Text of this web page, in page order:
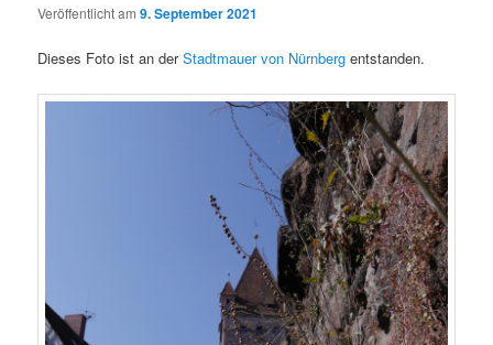
Veröffentlicht am9. September 2021
Dieses Foto ist an derStadtmauer von Nürnberg entstanden.